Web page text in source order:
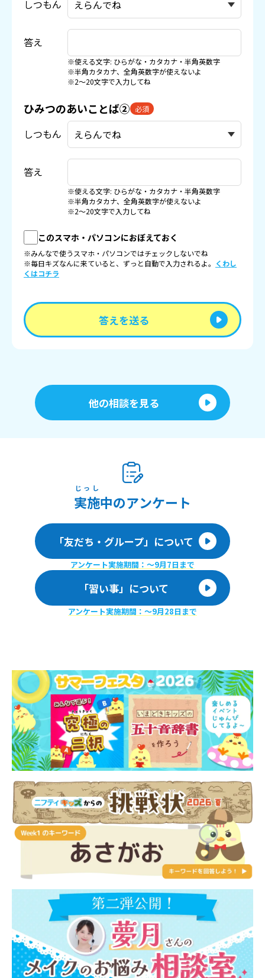
しつもん
答え
※使える文字: ひらがな・カタカナ・半角英数字
※半角カタカナ、全角英数字が使えないよ
※2〜20文字で入力してね
ひみつのあいことば② 必須
しつもん
答え
※使える文字: ひらがな・カタカナ・半角英数字
※半角カタカナ、全角英数字が使えないよ
※2〜20文字で入力してね
このスマホ・パソコンにおぼえておく
※みんなで使うスマホ・パソコンではチェックしないでね
※毎日キズなんに来ていると、ずっと自動で入力されるよ。 くわし
くはコチラ
答えを送る
他の相談を見る
実施
じっし
中のアンケート
「友だち・グループ」について
アンケート実施期間：〜9月7日まで
「習い事」について
アンケート実施期間：〜9月28日まで